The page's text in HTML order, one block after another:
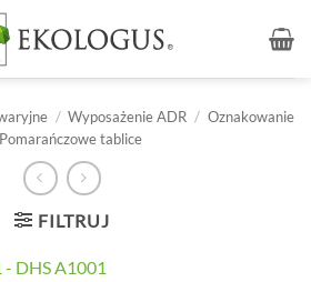
/ Wyposażenie ADR / Oznakowanie
Pomarańczowe tablice
FILTRUJ